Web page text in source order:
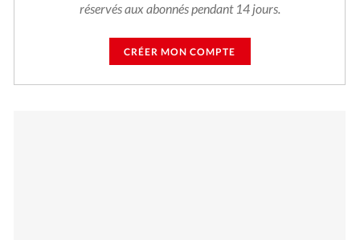
réservés aux abonnés pendant 14 jours.
CRÉER MON COMPTE